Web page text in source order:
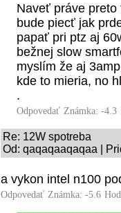
Naveť práve
bude piecť jak
papať pri ptz aj
bežnej slow
myslím že aj
kde to mieria, no
.
Odpovedať Známka: -4.3
Re: 12W spotreba
Od: qaqaqaaqaqaa |
a vykon intel n100
Odpovedať Známka: -5.6